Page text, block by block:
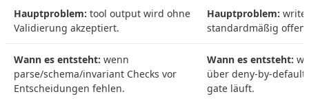
Hauptproblem: tool output wird ohne
Validierung akzeptiert.
Hauptproblem:
standardmäßig offen.
Wann es entsteht: wenn
parse/schema/invariant Checks vor
Entscheidungen fehlen.
Wann es entsteht:
über deny-by-
gate läuft.